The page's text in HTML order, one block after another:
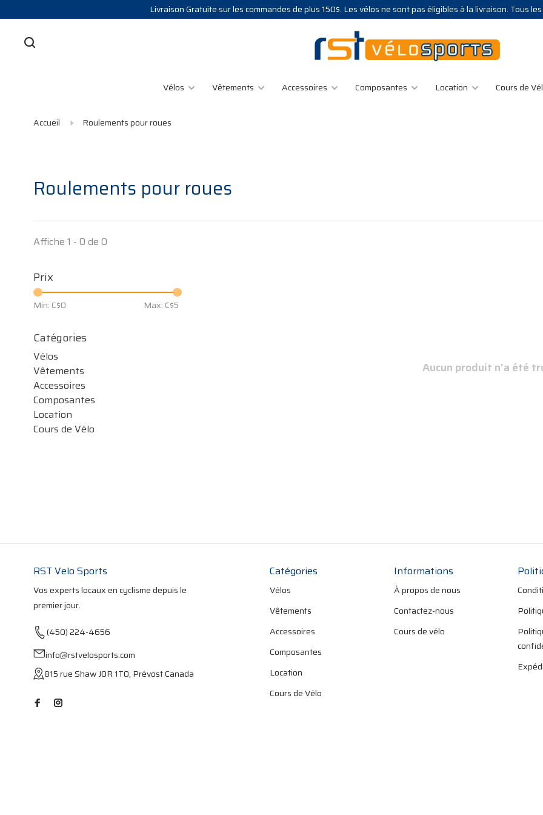
Livraison Gratuite sur les commandes de plus 150$. Les vélos ne sont pas éligibles à la livraison. Tous
Vélos Vêtements Accessoires Composantes Location Cours de
Accueil Roulements pour roues
Roulements pour roues
Affiche 1 - 0 de 0
Prix
Min: C$0 Max: C$5
Catégories
Vélos
Vêtements
Accessoires
Composantes
Location
Cours de Vélo
Aucun produit n'a été
RST Velo Sports
Vos experts locaux en cyclisme depuis le
premier jour.
(450) 224-4656
info@rstvelosports.com
815 rue Shaw J0R 1T0, Prévost Canada
Catégories
Vélos
Vêtements
Accessoires
Composantes
Location
Cours de Vélo
Informations
À propos de nous
Contactez-nous
Cours de vélo